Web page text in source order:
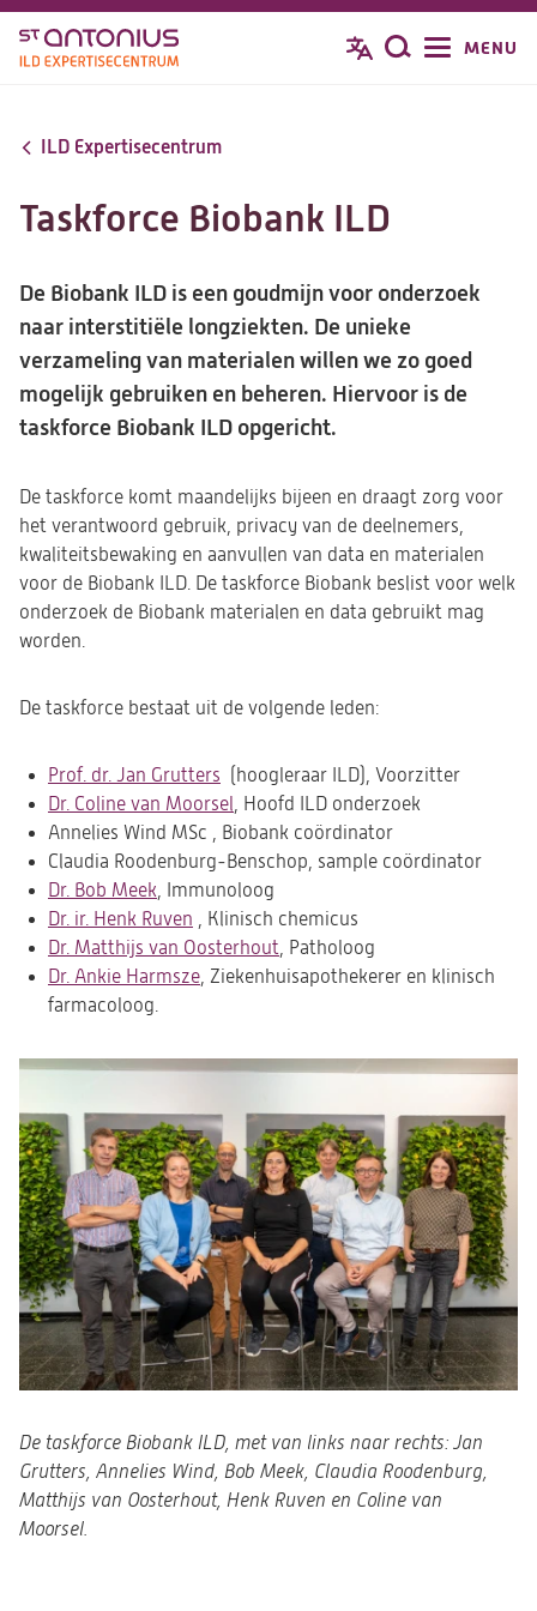
Overslaan
en
inhoud
Zoeken
MENU
ILD Expertisecentrum
Taskforce Biobank ILD
De Biobank ILD is een goudmijn voor onderzoek
naar interstitiële longziekten. De unieke
verzameling van materialen willen we zo goed
mogelijk gebruiken en beheren. Hiervoor is de
taskforce Biobank ILD opgericht.
De taskforce komt maandelijks bijeen en draagt zorg voor
het verantwoord gebruik, privacy van de deelnemers,
kwaliteitsbewaking en aanvullen van data en materialen
voor de Biobank ILD. De taskforce Biobank beslist voor welk
onderzoek de Biobank materialen en data gebruikt mag
worden.
De taskforce bestaat uit de volgende leden:
Prof. dr. Jan Grutters (hoogleraar ILD), Voorzitter
Dr. Coline van Moorsel, Hoofd ILD onderzoek
Annelies Wind MSc , Biobank coördinator
Claudia Roodenburg-Benschop, sample coördinator
Dr. Bob Meek, Immunoloog
Dr. ir. Henk Ruven , Klinisch chemicus
Dr. Matthijs van Oosterhout, Patholoog
Dr. Ankie Harmsze, Ziekenhuisapothekerer en klinisch
farmacoloog.
De taskforce Biobank ILD, met van links naar rechts: Jan
Grutters, Annelies Wind, Bob Meek, Claudia Roodenburg,
Matthijs van Oosterhout, Henk Ruven en Coline van
Moorsel.